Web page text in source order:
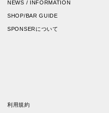
NEWS / INFORMATION
SHOP/BAR GUIDE
SPONSERについて
利用規約